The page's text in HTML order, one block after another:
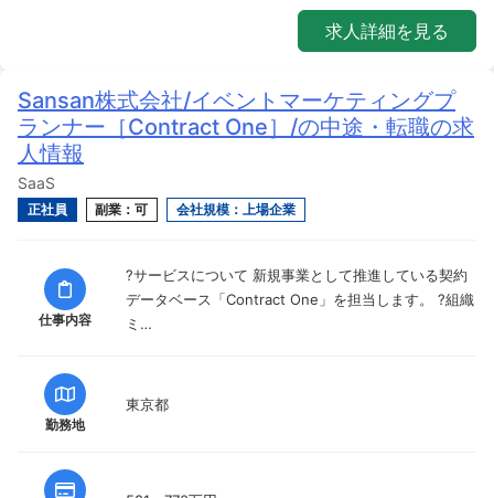
求人詳細を見る
Sansan株式会社/イベントマーケティングプ
ランナー［Contract One］/の中途・転職の求
人情報
SaaS
正社員 副業：可 会社規模：上場企業
仕事内容
?サービスについて 新規事業として推進している契約
データベース「Contract One」を担当します。 ?組織
ミ…
勤務地
東京都